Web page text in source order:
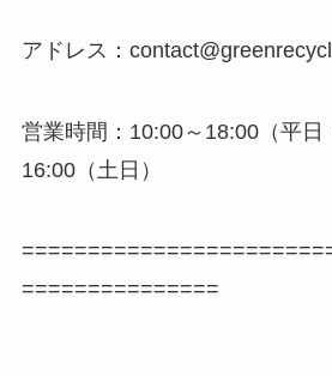
アドレス：
営業時間：10:00～18:00（平日
16:00（土日）
===============